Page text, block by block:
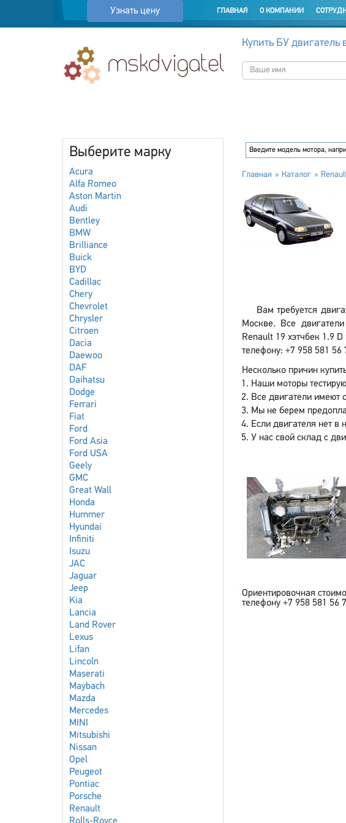
Узнать цену ГЛАВНАЯ О КОМПАНИИ
Купить БУ двигатель
Выберите марку
Acura
Alfa Romeo
Aston Martin
Audi
Bentley
BMW
Brilliance
Buick
BYD
Cadillac
Chery
Chevrolet
Chrysler
Citroen
Dacia
Daewoo
DAF
Daihatsu
Dodge
Ferrari
Fiat
Ford
Ford Asia
Ford USA
Geely
GMC
Great Wall
Honda
Hummer
Hyundai
Infiniti
Isuzu
JAC
Jaguar
Jeep
Kia
Lancia
Land Rover
Lexus
Lifan
Lincoln
Maserati
Maybach
Mazda
Mercedes
MINI
Mitsubishi
Nissan
Opel
Peugeot
Pontiac
Porsche
Renault
Главная Каталог
Вам требуется
Москве. Все
Renault 19 хэтчбек 1.9
телефону: +7 958 581 56
Несколько причин
Наши моторы
Все двигатели имеют
Мы не берем
Если двигателя нет в
У нас свой склад с
Ориентировочная
телефону +7 958 581 56